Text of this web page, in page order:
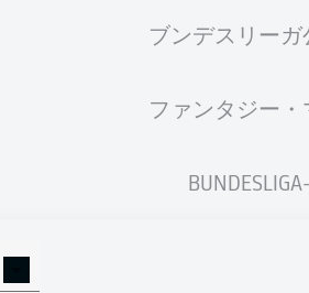
ブンデスリーガ
ファンタジー